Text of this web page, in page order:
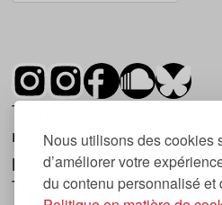
Nous utilisons des cookies
d’améliorer votre
du contenu personnalisé et
Tsugi est un mensuel
musique et les nouvelles
première parution date de
Tsugi en japonais signifie